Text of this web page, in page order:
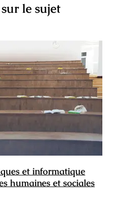
le sujet
et informatique
humaines et sociales